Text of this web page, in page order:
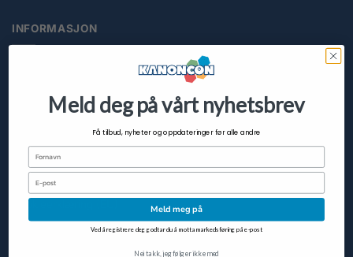
INFORMASJON
Retur og angrerett
Personvernserklæring
Slett meg
Cookieerklæring (EU)
Meld deg på vårt nyhetsbrev
Få tilbud, nyheter og oppdateringer før alle andre
Meld meg på
Ved å registrere deg godtar du å motta markedsføring på e-post
Nei takk, jeg følger ikke med